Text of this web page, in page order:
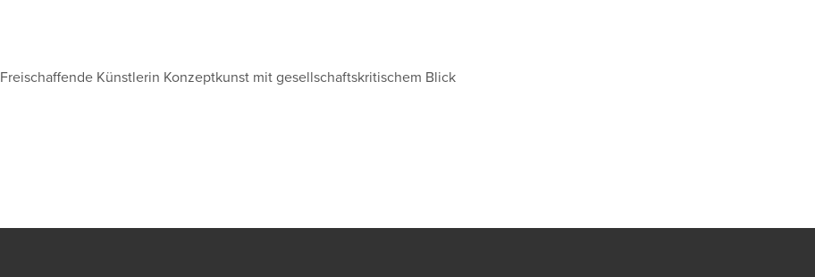
Freischaffende Künstlerin Konzeptkunst mit gesellschaftskritischem Blick